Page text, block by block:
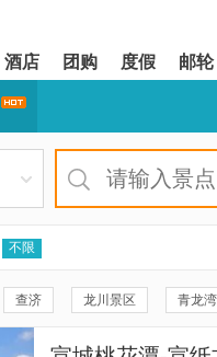
酒店 团购 度假 邮轮
不限
查济 龙川景区 青龙
云贤手作体验馆